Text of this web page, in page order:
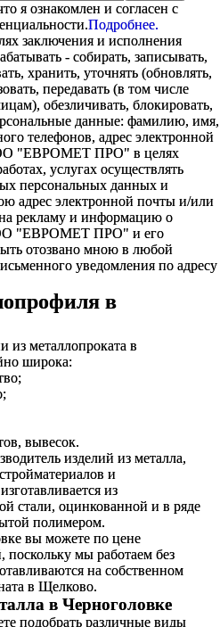
я ознакомлен и согласен с
Подробнее.
и исполнения
- собирать, записывать,
хранить, уточнять (обновлять,
передавать (в том числе
обезличивать, блокировать,
данные: фамилию, имя,
телефонов, адрес электронной
"ЕВРОМЕТ ПРО" в целях
услугах осуществлять
персональных данных и
адрес электронной почты и/или
рекламу и информацию о
"ЕВРОМЕТ ПРО" и его
отозвано мною в любой
уведомления по адресу
в
из металлопроката в
широка:
вывесок.
изделий из металла,
и
из
стали, оцинкованной и в ряде
полимером.
вы можете по цене
мы работаем без
на собственном
в Щелково.
в Черноголовке
подобрать различные виды